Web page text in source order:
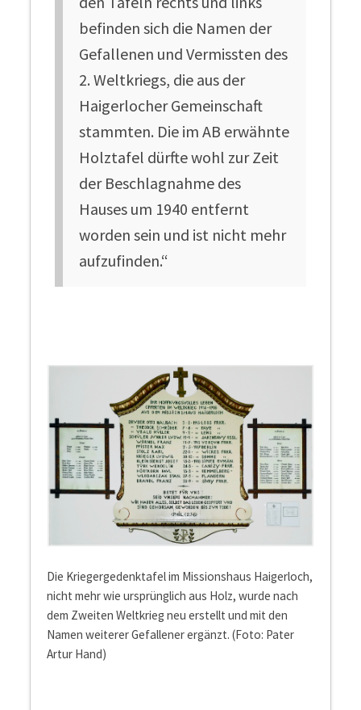
befinden sich die Namen der
Gefallenen und Vermissten des
2. Weltkriegs, die aus der
Haigerlocher Gemeinschaft
stammten. Die im AB erwähnte
Holztafel dürfte wohl zur Zeit
der Beschlagnahme des
Hauses um 1940 entfernt
worden sein und ist nicht mehr
aufzufinden.“
Die Kriegergedenktafel im Missionshaus Haigerloch,
nicht mehr wie ursprünglich aus Holz, wurde nach
dem Zweiten Weltkrieg neu erstellt und mit den
Namen weiterer Gefallener ergänzt. (Foto: Pater
Artur Hand)